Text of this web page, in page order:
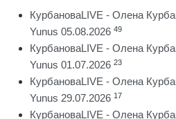
КурбановаLIVE - Олена
Yunus 05.08.2026 49
КурбановаLIVE - Олена
Yunus 01.07.2026 23
КурбановаLIVE - Олена
Yunus 29.07.2026 17
КурбановаLIVE - Олена